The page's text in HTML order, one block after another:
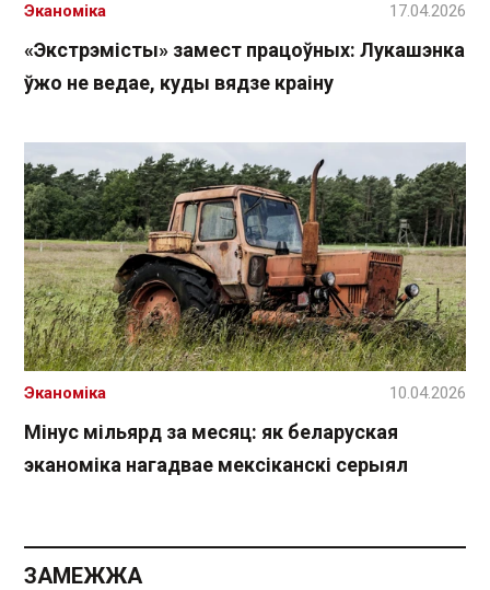
«Экстрэмісты» замест працоўных: Лукашэнка
ўжо не ведае, куды вядзе краіну
Эканоміка 17.04.2026
Мінус мільярд за месяц: як беларуская
эканоміка нагадвае мексіканскі серыял
Эканоміка 10.04.2026
ЗАМЕЖЖА